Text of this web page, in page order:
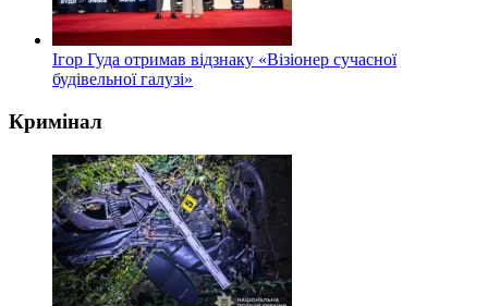
Ігор Гуда отримав відзнаку «Візіонер сучасної
будівельної галузі»
Кримінал